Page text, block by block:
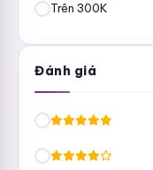
Trên 300K
Đánh giá